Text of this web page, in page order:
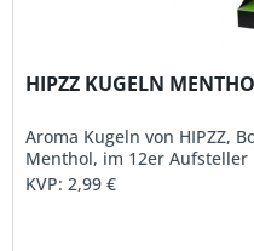
HIPZZ KUGELN
Aroma Kugeln von HIPZZ,
Menthol, im 12er Aufsteller
KVP: 2,99 €